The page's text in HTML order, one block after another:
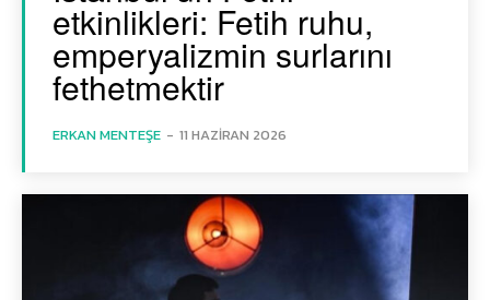
etkinlikleri: Fetih ruhu,
emperyalizmin surlarını
fethetmektir
ERKAN MENTEŞE - 11 HAZIRAN 2026